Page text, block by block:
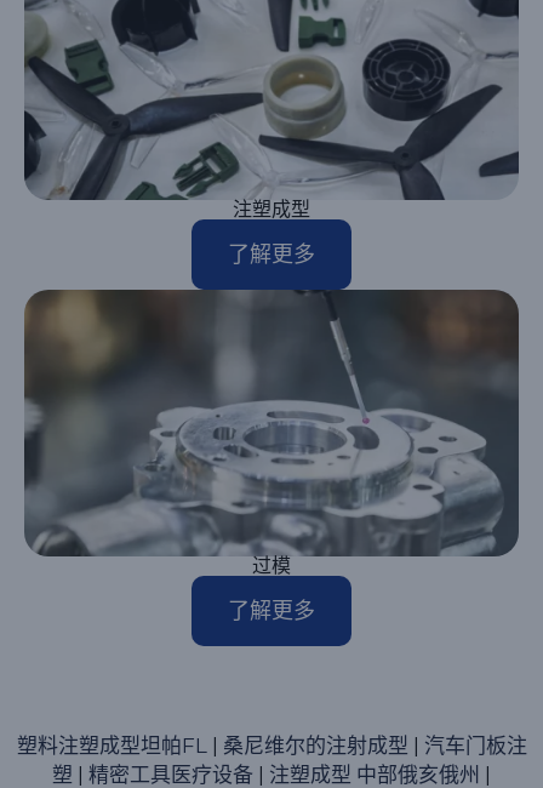
注塑成型
了解更多
过模
了解更多
塑料注塑成型坦帕FL| 桑尼维尔的注射成型
汽车门板注
塑
精密工具医疗设备 注塑成型 中部俄亥俄州